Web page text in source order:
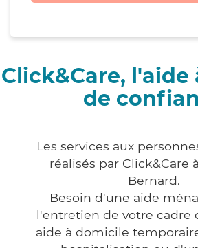
Click&Care,
de
Les services aux
réalisés par Click&Care
Bernard.
Besoin d'une aide
l'entretien de votre cadre
aide à domicile